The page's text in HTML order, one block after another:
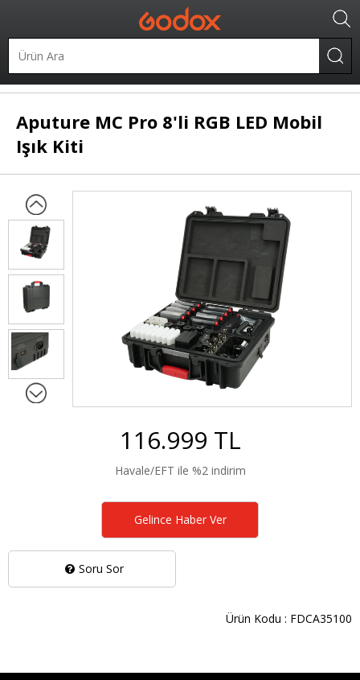
Aputure MC Pro 8'li RGB LED Mobil
Işık Kiti
Soru Sor
116.999 TL
Havale/EFT ile %2 indirim
Ürün Kodu : FDCA35100
Gelince Haber Ver